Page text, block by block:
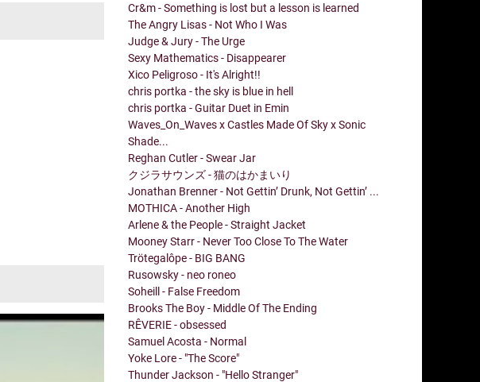
Cr&m - Something is lost but a lesson is learned
The Angry Lisas - Not Who I Was
Judge & Jury - The Urge
Sexy Mathematics - Disappearer
Xico Peligroso - It's Alright!!
chris portka - the sky is blue in hell
chris portka - Guitar Duet in Emin
Waves_On_Waves x Castles Made Of Sky x Sonic
Shade...
Reghan Cutler - Swear Jar
クジラサウンズ - 猫のはかまいり
Jonathan Brenner - Not Gettin’ Drunk, Not Gettin’ ...
MOTHICA - Another High
Arlene & the People - Straight Jacket
Mooney Starr - Never Too Close To The Water
Trötegalôpe - BIG BANG
Rusowsky - neo roneo
Soheill - False Freedom
Brooks The Boy - Middle Of The Ending
RÊVERIE - obsessed
Samuel Acosta - Normal
Yoke Lore - "The Score"
Thunder Jackson - "Hello Stranger"